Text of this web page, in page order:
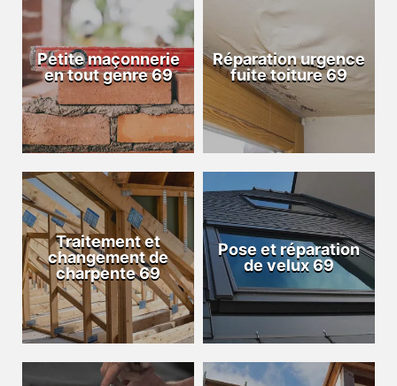
Petite maçonnerie
en tout genre 69
Réparation urgence
fuite toiture 69
Traitement et
changement de
charpente 69
Pose et réparation
de velux 69